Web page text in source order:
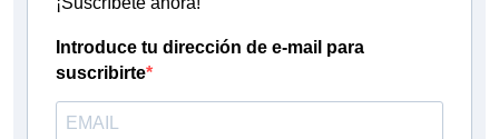
Introduce tu dirección de e-mail para
suscribirte